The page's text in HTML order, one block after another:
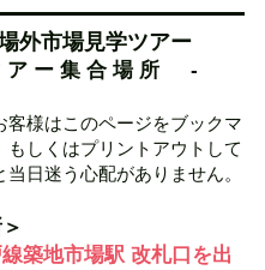
外市場見学ツアー
ー集合場所 -
様はこのページをブックマ
もしくはプリントアウトして
当日迷う心配がありません。
築地市場駅 改札口を出